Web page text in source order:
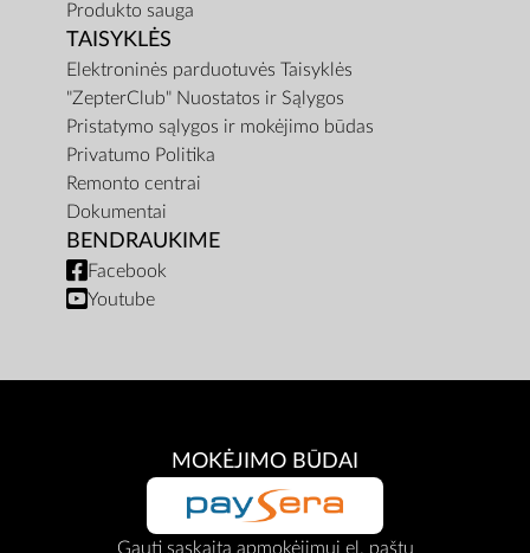
Produkto sauga
TAISYKLĖS
Elektroninės parduotuvės Taisyklės
"ZepterClub" Nuostatos ir Sąlygos
Pristatymo sąlygos ir mokėjimo būdas
Privatumo Politika
Remonto centrai
Dokumentai
BENDRAUKIME
Facebook
Youtube
MOKĖJIMO BŪDAI
Gauti sąskaitą apmokėjimui el. paštu